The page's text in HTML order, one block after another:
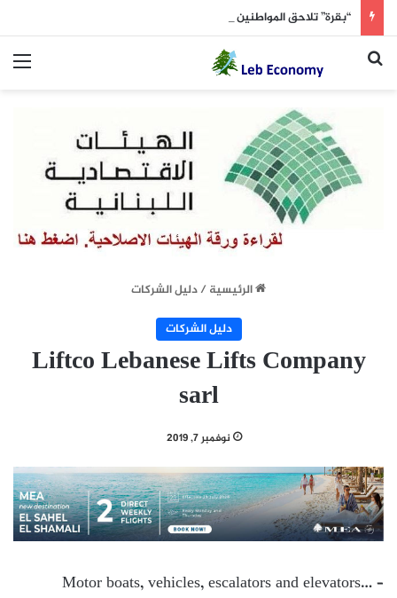
“بقرة” تلاحق المواطنين في الكحالة!
بحث عن
الرئيسية/دليل الشركات
دليل الشركات
Liftco Lebanese Lifts Company
sarl
نوفمبر 7, 2019
Motor boats, vehicles, escalators and elevators… –